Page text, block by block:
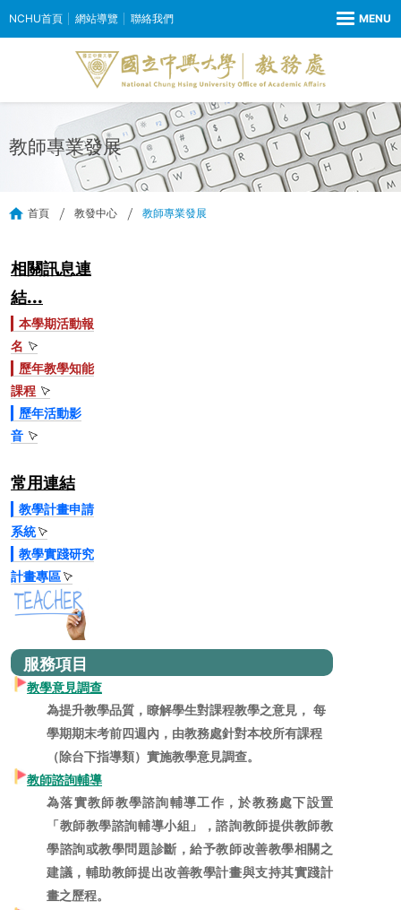
NCHU首頁 網站導覽 聯絡我們
教師專業發展
首頁 教發中心 教師專業發展
相關訊息連
結...
本學期活動報
名
歷年教學知能
課程
歷年活動影
音
常用連結
教學計畫申請
系統
教學實踐研究
計畫專區
服務項目
教學意見調查
為提升教學品質，瞭解學生對課程教學之意見， 每
學期期末考前四週內，由教務處針對本校所有課程
（除台下指導類）實施教學意見調查。
教師諮詢輔導
為落實教師教學諮詢輔導工作，於教務處下設置
「教師教學諮詢輔導小組」，諮詢教師提供教師教
學諮詢或教學問題診斷，給予教師改善教學相關之
建議，輔助教師提出改善教學計畫與支持其實踐計
畫之歷程。